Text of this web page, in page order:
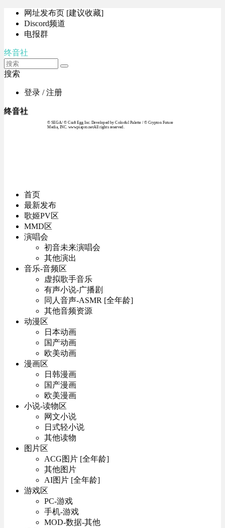
网址发布页 [建议收藏]
Discord频道
电报群
终音社
搜索
登录 / 注册
终音社
© SEGA / © Craft Egg Inc. Developed by Colorful Palette / © Crypton Future
Media, INC. www.piapro.netAll rights reserved.
首页
最新发布
歌姬PV区
MMD区
演唱会
初音未来演唱会
其他演出
音乐-音频区
虚拟歌手音乐
有声小说-广播剧
同人音声-ASMR [全年龄]
其他音频资源
动漫区
日本动画
国产动画
欧美动画
漫画区
日韩漫画
国产漫画
欧美漫画
小说-读物区
网文小说
日式轻小说
其他读物
图片区
ACG图片 [全年龄]
其他图片
AI图片 [全年龄]
游戏区
PC-游戏
手机-游戏
MOD-数据-其他